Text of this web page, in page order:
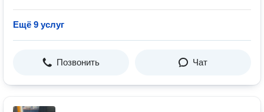
Ещё 9 услуг
Позвонить Чат